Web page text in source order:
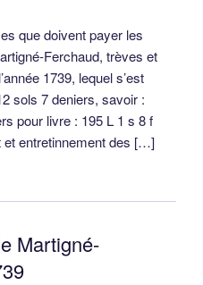
que doivent payer les
Ferchaud, trèves et
1739, lequel s’est
sols 7 deniers, savoir :
pour livre : 195 L 1 s 8 f
et entretinnement des […]
Martigné-